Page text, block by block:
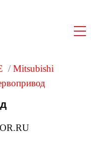
/ Mitsubishi